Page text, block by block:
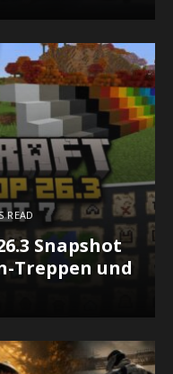
READ
Snapshot
Treppen und